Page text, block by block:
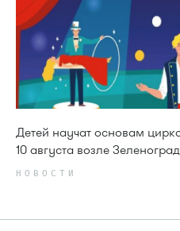
Детей научат основам
10 августа возле
НОВОСТИ